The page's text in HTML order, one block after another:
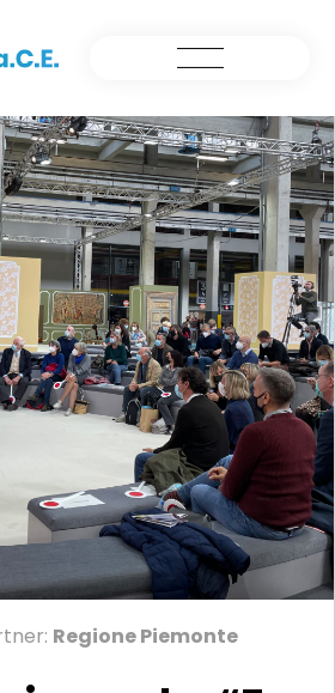
Regione Piemonte